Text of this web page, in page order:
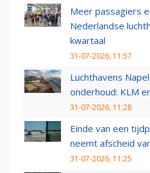
Meer passagiers
Nederlandse
kwartaal
31-07-2026, 11:57
Luchthavens
onderhoud: KLM
31-07-2026, 11:28
Einde van een
neemt afscheid
31-07-2026, 11:25